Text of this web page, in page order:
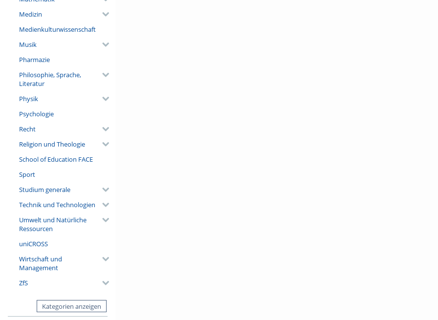
Medizin
Medienkulturwissenschaft
Musik
Pharmazie
Philosophie, Sprache,
Literatur
Physik
Psychologie
Recht
Religion und Theologie
School of Education FACE
Sport
Studium generale
Technik und Technologien
Umwelt und Natürliche
Ressourcen
uniCROSS
Wirtschaft und
Management
ZfS
Kategorien anzeigen